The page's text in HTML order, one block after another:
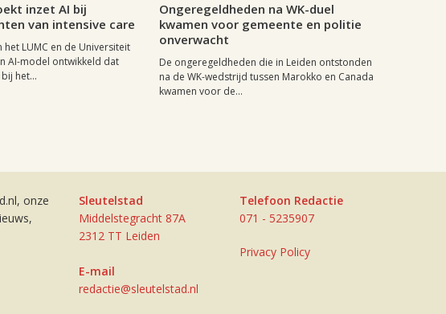
inzet AI bij
van intensive care
LUMC en de Universiteit
AI-model ontwikkeld dat
het...
Ongeregeldheden na WK-duel
kwamen voor gemeente en politie
onverwacht
De ongeregeldheden die in Leiden ontstonden
na de WK-wedstrijd tussen Marokko en Canada
kwamen voor de...
onze
Sleutelstad
Middelstegracht 87A
2312 TT Leiden
E-mail
redactie@sleutelstad.nl
Telefoon Redactie
071 - 5235907
Privacy Policy